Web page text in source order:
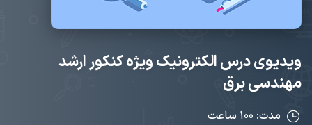
ویدیوی درس الکترونیک ویژه کنکور ارشد
مهندسی برق
مدت: ۱۰۰ ساعت